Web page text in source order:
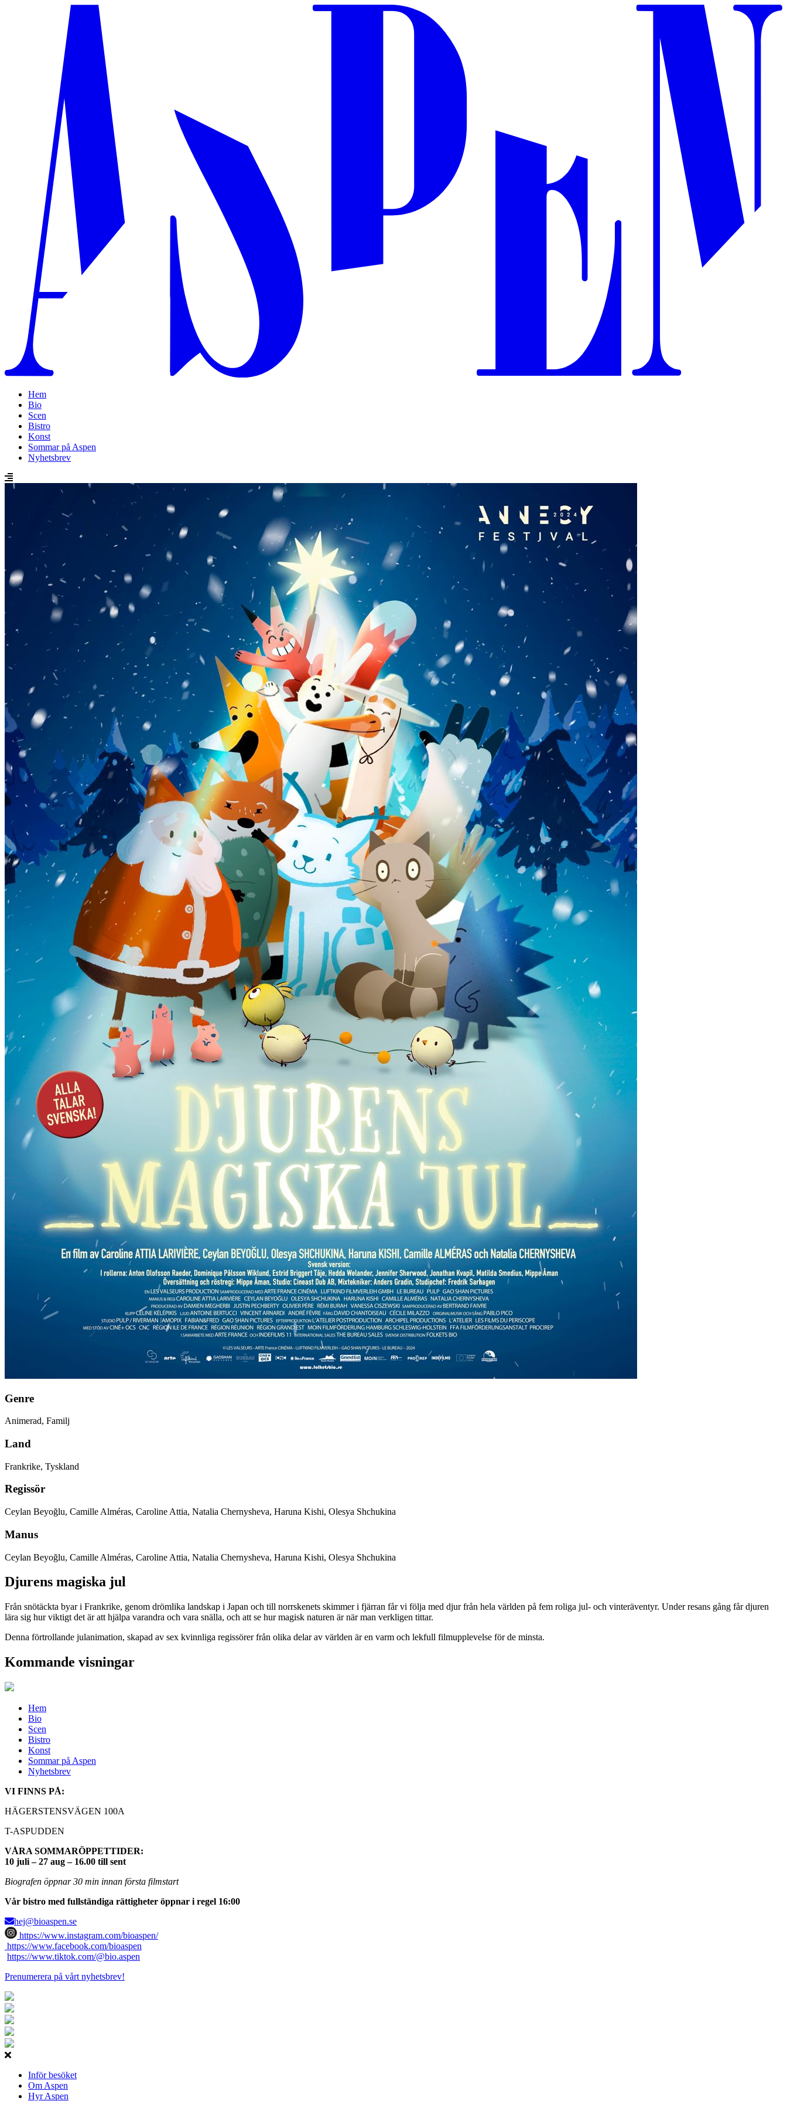
Hem
Bio
Scen
Bistro
Konst
Sommar på Aspen
Nyhetsbrev
Genre
Animerad, Familj
Land
Frankrike, Tyskland
Regissör
Ceylan Beyoğlu, Camille Alméras, Caroline Attia, Natalia Chernysheva, Haruna Kishi, Olesya Shchukina
Manus
Ceylan Beyoğlu, Camille Alméras, Caroline Attia, Natalia Chernysheva, Haruna Kishi, Olesya Shchukina
Djurens magiska jul
Från snötäckta byar i Frankrike, genom drömlika landskap i Japan och till norrskenets skimmer i fjärran får vi följa med djur från hela världen på fem roliga jul- och vinteräventyr. Under resans gång får djuren
lära sig hur viktigt det är att hjälpa varandra och vara snälla, och att se hur magisk naturen är när man verkligen tittar.
Denna förtrollande julanimation, skapad av sex kvinnliga regissörer från olika delar av världen är en varm och lekfull filmupplevelse för de minsta.
Kommande visningar
Hem
Bio
Scen
Bistro
Konst
Sommar på Aspen
Nyhetsbrev
VI FINNS PÅ:
HÄGERSTENSVÄGEN 100A
T-ASPUDDEN
VÅRA SOMMARÖPPETTIDER:
10 juli – 27 aug – 16.00 till sent
Biografen öppnar 30 min innan första filmstart
Vår bistro med fullständiga rättigheter öppnar i regel 16:00
hej@bioaspen.se
https://www.instagram.com/bioaspen/
https://www.facebook.com/bioaspen
https://www.tiktok.com/@bio.aspen
Prenumerera på vårt nyhetsbrev!
Inför besöket
Om Aspen
Hyr Aspen